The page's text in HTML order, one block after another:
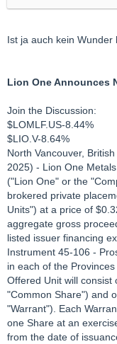
(Sonder)Dividende
Ist ja auch kein Wunder
Lion One Announces
Join the Discussion:
$LOMLF.US-8.44%
$LIO.V-8.64%
North Vancouver,
2025) - Lion One
("Lion One" or the
brokered private
Units") at a price of
aggregate gross
listed issuer financing
Instrument 45-106 -
in each of the
Offered Unit will consist
"Common Share") and
"Warrant"). Each
one Share at an
from the date of